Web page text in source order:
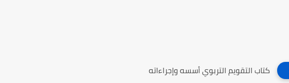
كتاب التقويم التربوي أسسه وإجراءاته